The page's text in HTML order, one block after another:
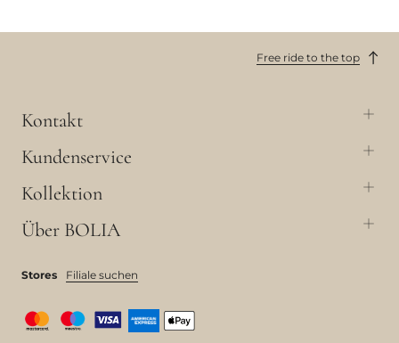
Free ride to the top
Kontakt
Kundenservice
Kollektion
Über BOLIA
Stores Filiale suchen